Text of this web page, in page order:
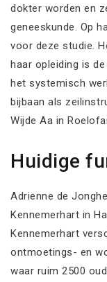
dokter worden en
geneeskunde. Op
voor deze studie.
haar opleiding is
het systemisch
bijbaan als
Wijde Aa in
Huidige
Adrienne de
Kennemerhart in
Kennemerhart
ontmoetings- en
waar ruim 2500